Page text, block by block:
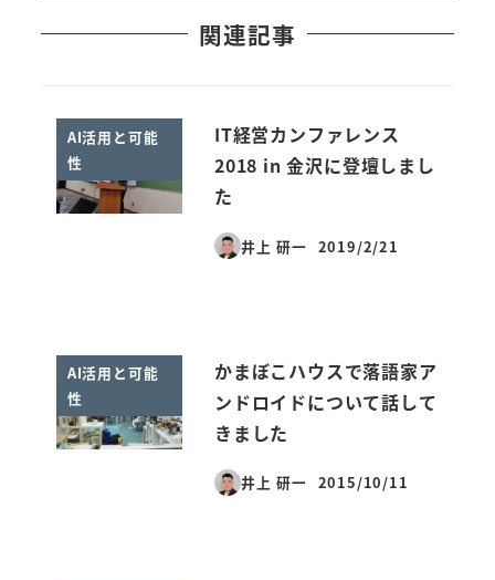
関連記事
AI活用と可能
性
IT経営カンファレンス
2018 in 金沢に登壇しまし
た
井上 研一
投稿日
2019/2/21
AI活用と可能
性
かまぼこハウスで落語家ア
ンドロイドについて話して
きました
井上 研一
投稿日
2015/10/11